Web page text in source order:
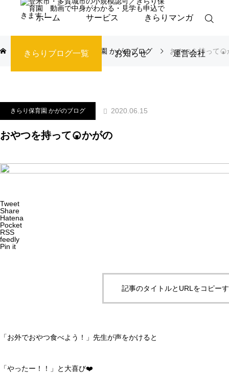
ホーム サービス きらりマンガ
きらりブログ一覧 お知らせ 運営会社
ブログ きらり保育園 かがのブログ おやつを持って🍘
きらり保育園 かがのブログ 2020.06.15
おやつを持って🍘かがの
Tweet
Share
Hatena
Pocket
RSS
feedly
Pin it
記事のタイトルとURLをコピー
「お外でおやつ食べよう！」先生が声をかけると
「やったー！！」と大喜び❤️